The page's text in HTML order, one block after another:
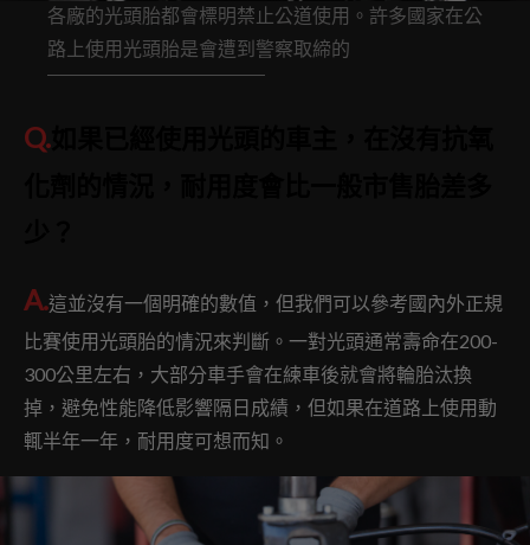
各廠的光頭胎都會標明禁止公道使用。許多國家在公
路上使用光頭胎是會遭到警察取締的
Q.
A.這並沒有一個明確的數值，但我們可以參考國內外正規
比賽使用光頭胎的情況來判斷。一對光頭通常壽命在200-
300公里左右，大部分車手會在練車後就會將輪胎汰換
掉，避免性能降低影響隔日成績，但如果在道路上使用動
輒半年一年，耐用度可想而知。